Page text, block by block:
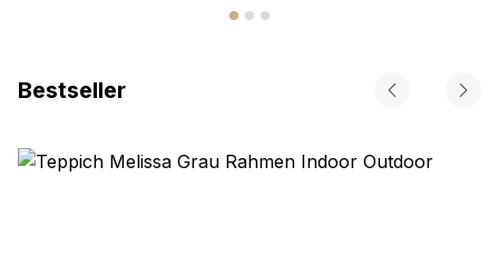
Bestseller